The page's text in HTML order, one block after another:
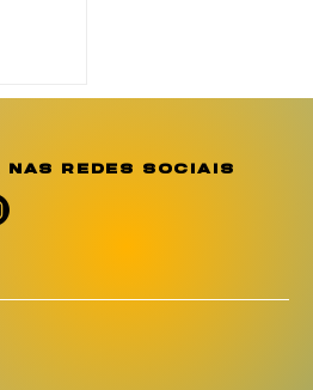
nas redes sociais